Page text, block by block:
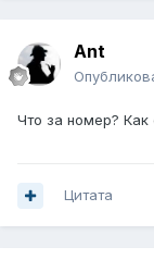
Ant
Что за номер? Как
Цитата